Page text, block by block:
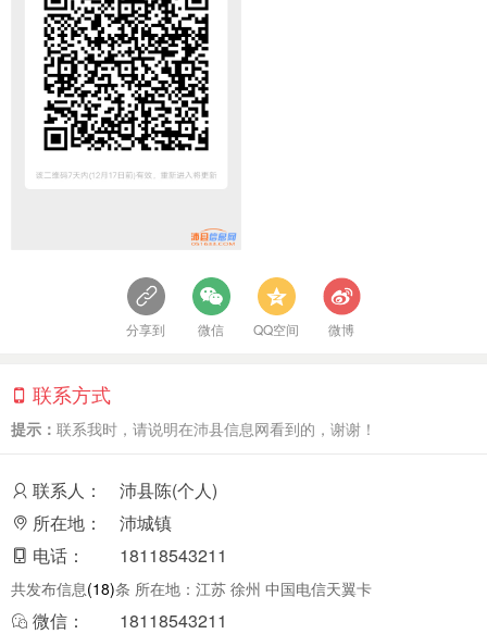
分享到 微信 QQ空间 微博
联系方式
提示： 联系我时，请说明在沛县信息网看到的，谢谢！
联系人：
沛县陈(个人)
所在地：
沛城镇
电话：
18118543211
共发布信息(18)条 所在地：江苏 徐州 中国电信天翼卡
微信： 18118543211